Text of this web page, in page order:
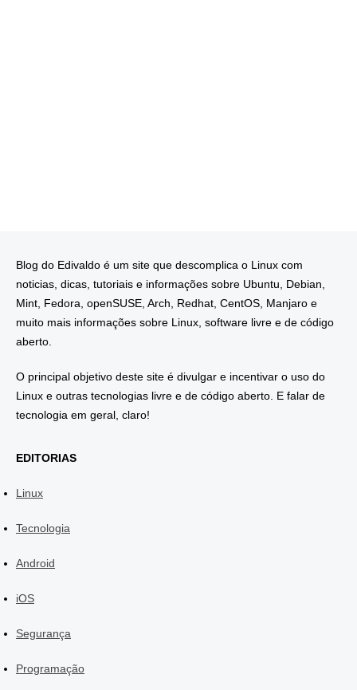
Blog do Edivaldo é um site que descomplica o Linux com
noticias, dicas, tutoriais e informações sobre Ubuntu, Debian,
Mint, Fedora, openSUSE, Arch, Redhat, CentOS, Manjaro e
muito mais informações sobre Linux, software livre e de código
aberto.
O principal objetivo deste site é divulgar e incentivar o uso do
Linux e outras tecnologias livre e de código aberto. E falar de
tecnologia em geral, claro!
EDITORIAS
Linux
Tecnologia
Android
iOS
Segurança
Programação